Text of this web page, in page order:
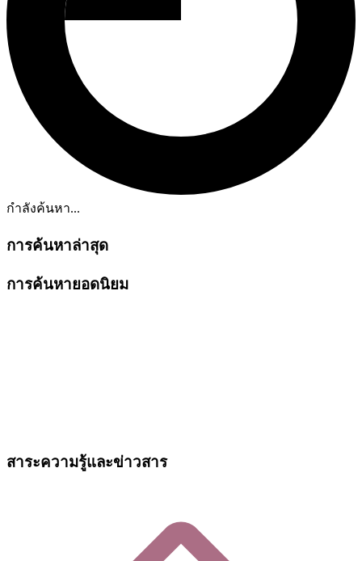
กำลังค้นหา...
การค้นหาล่าสุด
การค้นหายอดนิยม
สาระความรู้และข่าวสาร